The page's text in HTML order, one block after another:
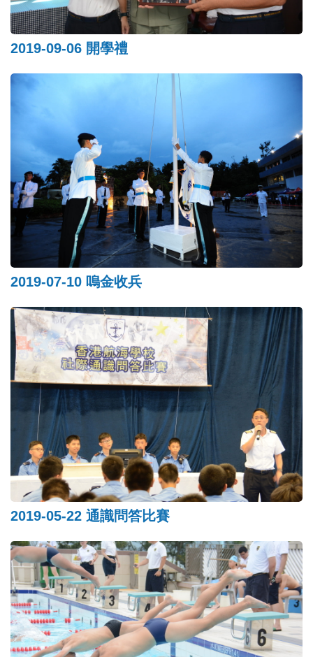
2019-09-06 開學禮
2019-07-10 嗚金收兵
2019-05-22 通識問答比賽